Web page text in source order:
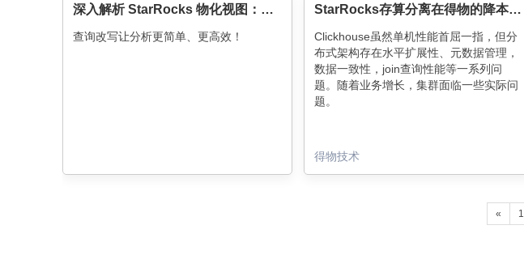
深入解析 StarRocks 物化视图：全方位的查询改写机制
查询改写让分析更简单、更高效！
StarRocks存算分离在得物的降本增效实践
Clickhouse虽然单机性能首屈一指，但分
布式架构存在水平扩展性、元数据管理，
数据一致性，join查询性能等一系列问
题。随着业务增长，集群面临一些实际问
题。
得物技术
« 1